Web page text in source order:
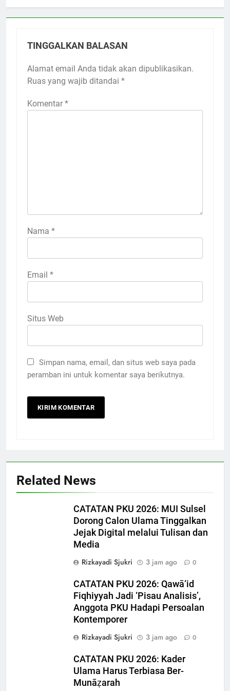
TINGGALKAN BALASAN
Alamat email Anda tidak akan dipublikasikan.
Ruas yang wajib ditandai *
Komentar *
Nama *
Email *
Situs Web
Simpan nama, email, dan situs web saya pada
peramban ini untuk komentar saya berikutnya.
Related News
CATATAN PKU 2026: MUI Sulsel
Dorong Calon Ulama Tinggalkan
Jejak Digital melalui Tulisan dan
Media
Rizkayadi Sjukri
3 jam ago 0
CATATAN PKU 2026: Qawā‘id
Fiqhiyyah Jadi ‘Pisau Analisis’,
Anggota PKU Hadapi Persoalan
Kontemporer
Rizkayadi Sjukri
3 jam ago 0
CATATAN PKU 2026: Kader
Ulama Harus Terbiasa Ber-
Munāẓarah
CATATAN PKU 2026: Perdalam
Qawaʿid Fiqhiyyah, Arham